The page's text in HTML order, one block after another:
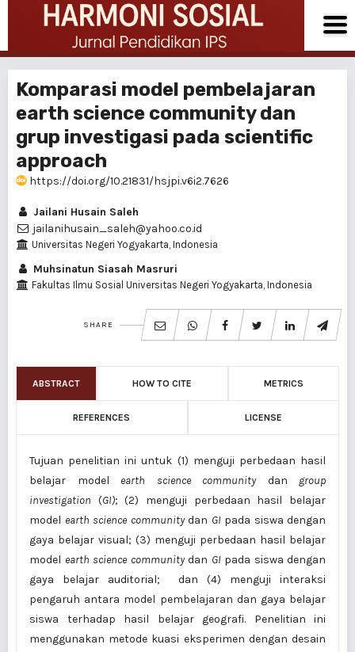
Komparasi model pembelajaran
earth science community dan
grup investigasi pada scientific
approach
https://doi.org/10.21831/hsjpi.v6i2.7626
Jailani Husain Saleh
jailanihusain_saleh@yahoo.co.id
Universitas Negeri Yogyakarta, Indonesia
Muhsinatun Siasah Masruri
Fakultas Ilmu Sosial Universitas Negeri Yogyakarta, Indonesia
SHARE
ABSTRACT HOW TO CITE METRICS
REFERENCES LICENSE
Tujuan penelitian ini untuk (1) menguji perbedaan hasil
belajar model earth science communitydan group
investigation (GI); (2) menguji perbedaan hasil belajar
model earth science communitydan GI pada siswa dengan
gaya belajar visual; (3) menguji perbedaan hasil belajar
model earth science communitydan GI pada siswa dengan
gaya belajar auditorial; dan (4) menguji interaksi
pengaruh antara model pembelajaran dan gaya belajar
siswa terhadap hasil belajar geografi. Penelitian ini
menggunakan metode kuasi eksperimen dengan desain